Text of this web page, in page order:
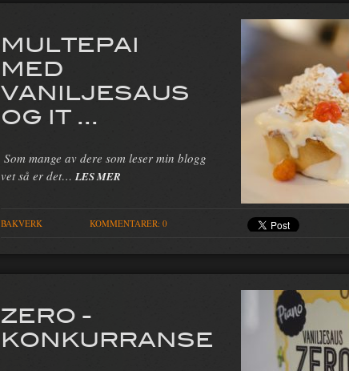
MULTEPAI
MED
VANILJESAUS
OG IT ...
Som mange av dere som leser min blogg
vet så er det… LES MER
BAKVERK KOMMENTARER: 0
ZERO -
KONKURRANSE